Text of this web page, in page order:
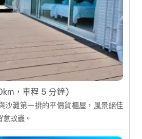
，車程 5 分鐘)
沙灘第一排的平價貨櫃屋，風景絕佳
蚊蟲。